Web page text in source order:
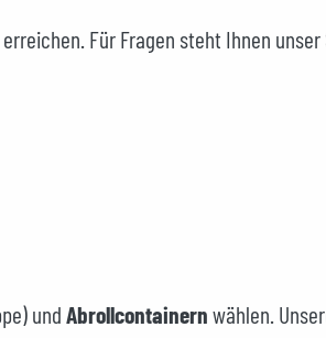
Für Fragen steht Ihnen
und Abrollcontainern wählen.